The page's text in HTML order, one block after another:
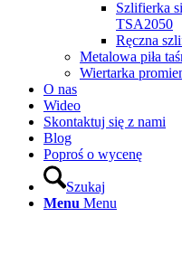
Szlifierka
TSA2050
Ręczna
Metalowa piła
Wiertarka
O nas
Wideo
Skontaktuj się z nami
Blog
Poproś o wycenę
Szukaj
Menu Menu